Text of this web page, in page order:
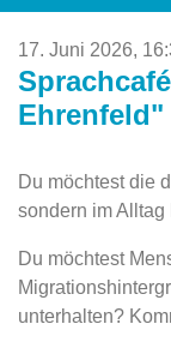
17. Juni 2026,
Ehrenfeld"
Du möchtest die
sondern im Alltag
Du möchtest
unterhalten?